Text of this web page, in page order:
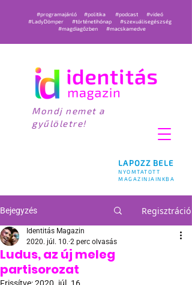
LAPOZZ BELE
NYOMTATOTT
MAGAZINJAINKBA
#programajánló #politika #podcast
#videó
#LadyDömper
#történetihónap
#szexuálisegészség
#magdiagőzben
#macskamedve
Mondj nemet a
gyűlöletre!
Bejegyzés Regisztráció
Ludus, az új meleg
partisorozat
Identitás Magazin
2020. júl. 10. 2 perc olvasás